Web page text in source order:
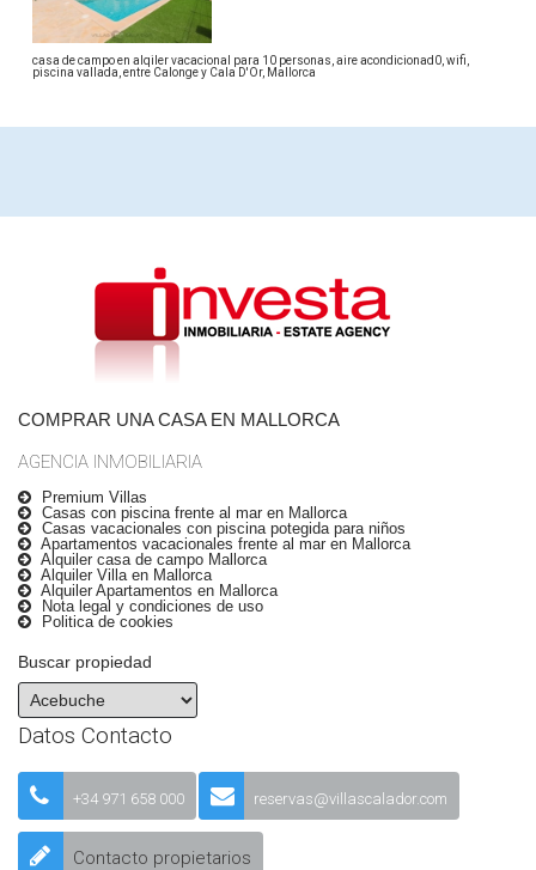
casa de campo en alqiler vacacional para 10 personas, aire acondicionad0, wifi,
piscina vallada, entre Calonge y Cala D'Or, Mallorca
COMPRAR UNA CASA EN MALLORCA
AGENCIA INMOBILIARIA
Premium Villas
Casas con piscina frente al mar en Mallorca
Casas vacacionales con piscina potegida para niños
Apartamentos vacacionales frente al mar en Mallorca
Alquiler casa de campo Mallorca
Alquiler Villa en Mallorca
Alquiler Apartamentos en Mallorca
Nota legal y condiciones de uso
Politica de cookies
Buscar propiedad
Datos Contacto
+34 971 658 000 reservas@villascalador.com
Contacto propietarios